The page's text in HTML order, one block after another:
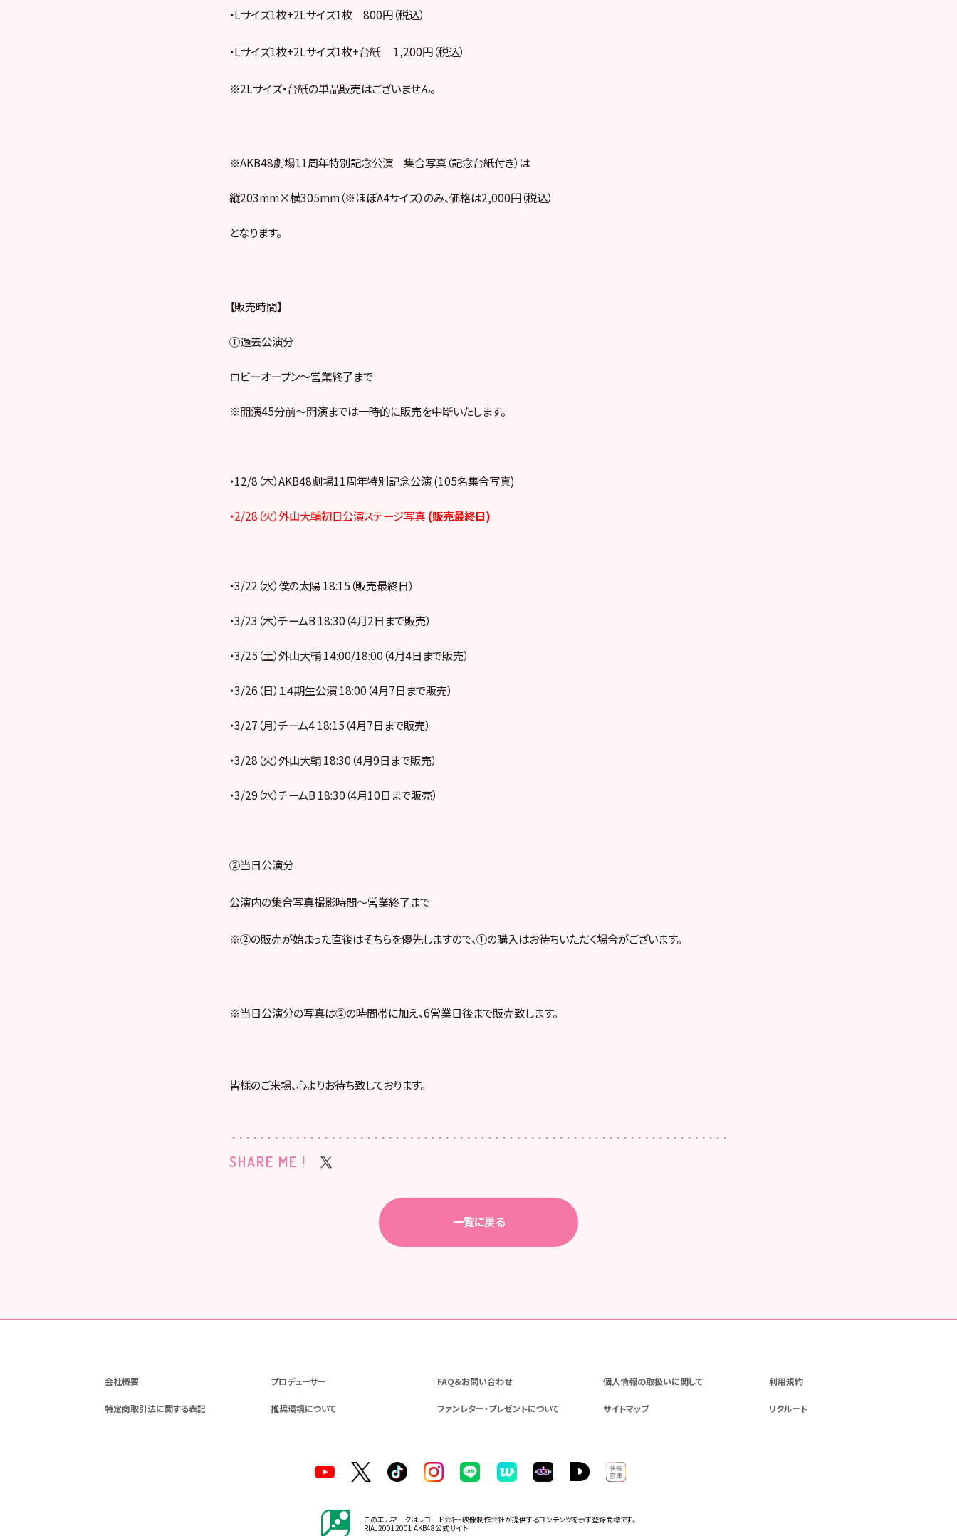
・Lサイズ1枚+2Lサイズ1枚 800円（税込）
・Lサイズ1枚+2Lサイズ1枚+台紙 1,200円（税込）
※2Lサイズ・台紙の単品販売はございません。
※AKB48劇場11周年特別記念公演 集合写真（記念台紙付き）は
縦203mm×横305mm（※ほぼA4サイズ）のみ、価格は2,000円（税込）
となります。
【販売時間】
①過去公演分
ロビーオープン～営業終了まで
※開演45分前～開演までは一時的に販売を中断いたします。
・12/8（木）AKB48劇場11周年特別記念公演 (105名集合写真)
・2/28（火）外山大輔初日公演ステージ写真 (販売最終日)
・3/22（水）僕の太陽 18:15（販売最終日）
・3/23（木）チームB 18:30（4月2日まで販売）
・3/25（土）外山大輔 14:00/18:00（4月4日まで販売）
・3/26（日）１４期生公演 18:00（4月7日まで販売）
・3/27（月）チーム4 18:15（4月7日まで販売）
・3/28（火）外山大輔 18:30（4月9日まで販売）
・3/29（水）チームB 18:30（4月10日まで販売）
②当日公演分
公演内の集合写真撮影時間～営業終了まで
※②の販売が始まった直後はそちらを優先しますので、①の購入はお待ちいただく場合がございます。
※当日公演分の写真は②の時間帯に加え、6営業日後まで販売致します。
皆様のご来場、心よりお待ち致しております。
SHARE ME !
一覧に戻る
会社概要 プロデューサー FAQ&お問い合わせ 個人情報の取扱いに関して 利用規約
特定商取引法に関する表記 推奨環境について ファンレター・プレゼントについて サイトマップ リクルート
このエルマークはレコード会社・映像制作会社が提供するコンテンツを示す登録商標です。
RIAJ20012001 AKB48公式サイト